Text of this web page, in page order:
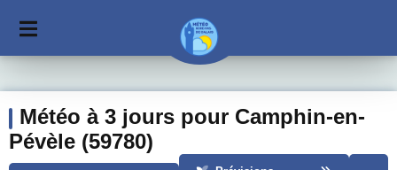
Météo à 3 jours pour Camphin-en-
Pévèle (59780)